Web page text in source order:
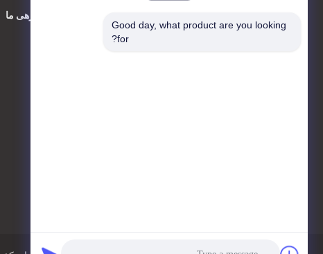
دربارهی ما
Good day, what product are you looking
for?